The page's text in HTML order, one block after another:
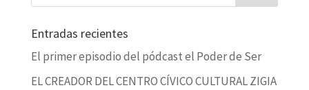
Entradas recientes
El primer episodio del pódcast el Poder de Ser
EL CREADOR DEL CENTRO CÍVICO CULTURAL ZIGIA